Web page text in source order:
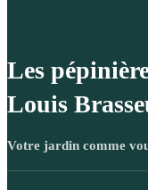
Les
Louis
Votre jardin comme